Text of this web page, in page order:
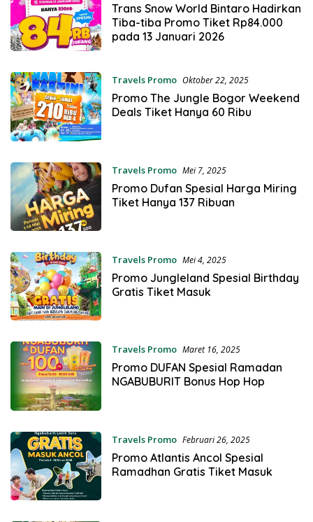
Trans Snow World Bintaro Hadirkan
Tiba-tiba Promo Tiket Rp84.000
pada 13 Januari 2026
Travels Promo Oktober 22, 2025
Promo The Jungle Bogor Weekend
Deals Tiket Hanya 60 Ribu
Travels Promo Mei 7, 2025
Promo Dufan Spesial Harga Miring
Tiket Hanya 137 Ribuan
Travels Promo Mei 4, 2025
Promo Jungleland Spesial Birthday
Gratis Tiket Masuk
Travels Promo Maret 16, 2025
Promo DUFAN Spesial Ramadan
NGABUBURIT Bonus Hop Hop
Travels Promo Februari 26, 2025
Promo Atlantis Ancol Spesial
Ramadhan Gratis Tiket Masuk